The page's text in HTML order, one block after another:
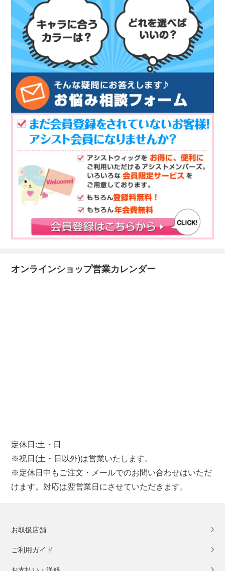
オンラインショップ営業カレンダー
定休日:土・日
※祝日(土・日以外)は営業いたします。
※定休日中もご注文・メールでのお問い合わせはいただ
けます。対応は翌営業日にさせていただきます。
お取扱店舗
ご利用ガイド